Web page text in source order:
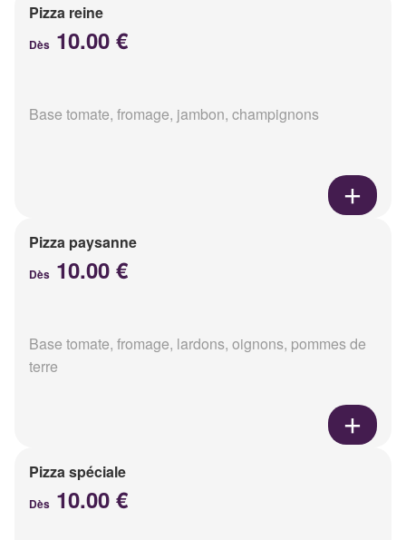
Pizza reine
Dès 10.00 €
Base tomate, fromage, jambon, champignons
Pizza paysanne
Dès 10.00 €
Base tomate, fromage, lardons, oignons, pommes de
terre
Pizza spéciale
Dès 10.00 €